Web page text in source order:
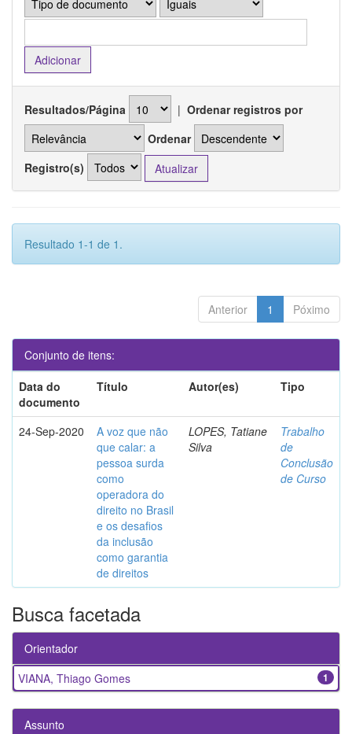
Resultados/Página | Ordenar registros por
Ordenar
Registro(s)
Resultado 1-1 de 1.
Anterior 1 Póximo
Conjunto de itens:
Data do
documento
Título Autor(es) Tipo
24-Sep-2020
A voz que não
que calar: a
pessoa surda
como
operadora do
direito no Brasil
e os desafios
da inclusão
como garantia
de direitos
LOPES, Tatiane
Silva
Trabalho
de
Conclusão
de Curso
Busca facetada
Orientador
1
VIANA, Thiago Gomes
Assunto